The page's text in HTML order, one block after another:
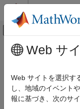
コンテンツへスキップ
オフキャ
ドキュメンテーションのホ
外部言語インターフェイス
MATLAB での C
メインコンテンツ
文字列としての
Web サ
Web サイトを選択す
し、地域のイベント
報に基づき、次のサ